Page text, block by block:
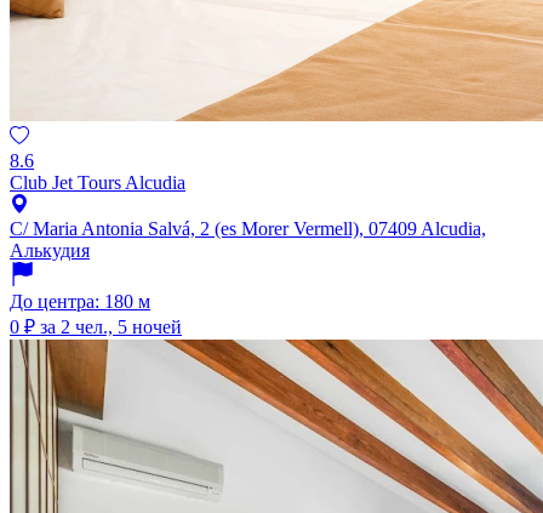
8.6
Club Jet Tours Alcudia
C/ Maria Antonia Salvá, 2 (es Morer Vermell), 07409 Alcudia,
Алькудия
До центра: 180 м
0 ₽ за 2 чел., 5 ночей